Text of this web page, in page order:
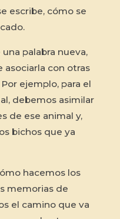
escribe, cómo se
palabra nueva,
asociarla con otras
ejemplo, para el
debemos asimilar
de ese animal y,
bichos que ya
hacemos los
memorias de
el camino que va